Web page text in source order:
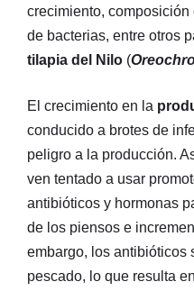
crecimiento, composición
de bacterias, entre otros
tilapia del Nilo (
El crecimiento en la
conducido a brotes de
peligro a la producción.
ven tentado a usar
antibióticos y hormonas
de los piensos e
embargo, los antibióticos
pescado, lo que resulta